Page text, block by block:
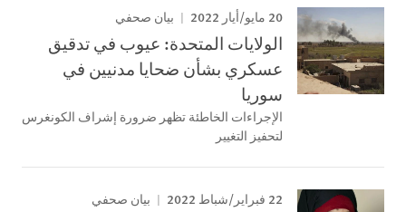
20 مايو/أيار 2022 بيان صحفي
الولايات المتحدة: عيوب في تدقيق
عسكري بشأن ضحايا مدنيين في
سوريا
الإجراءات الخاطئة تظهر ضرورة إشراف الكونغرس
لتحفيز التغيير
22 فبراير/شباط 2022 بيان صحفي